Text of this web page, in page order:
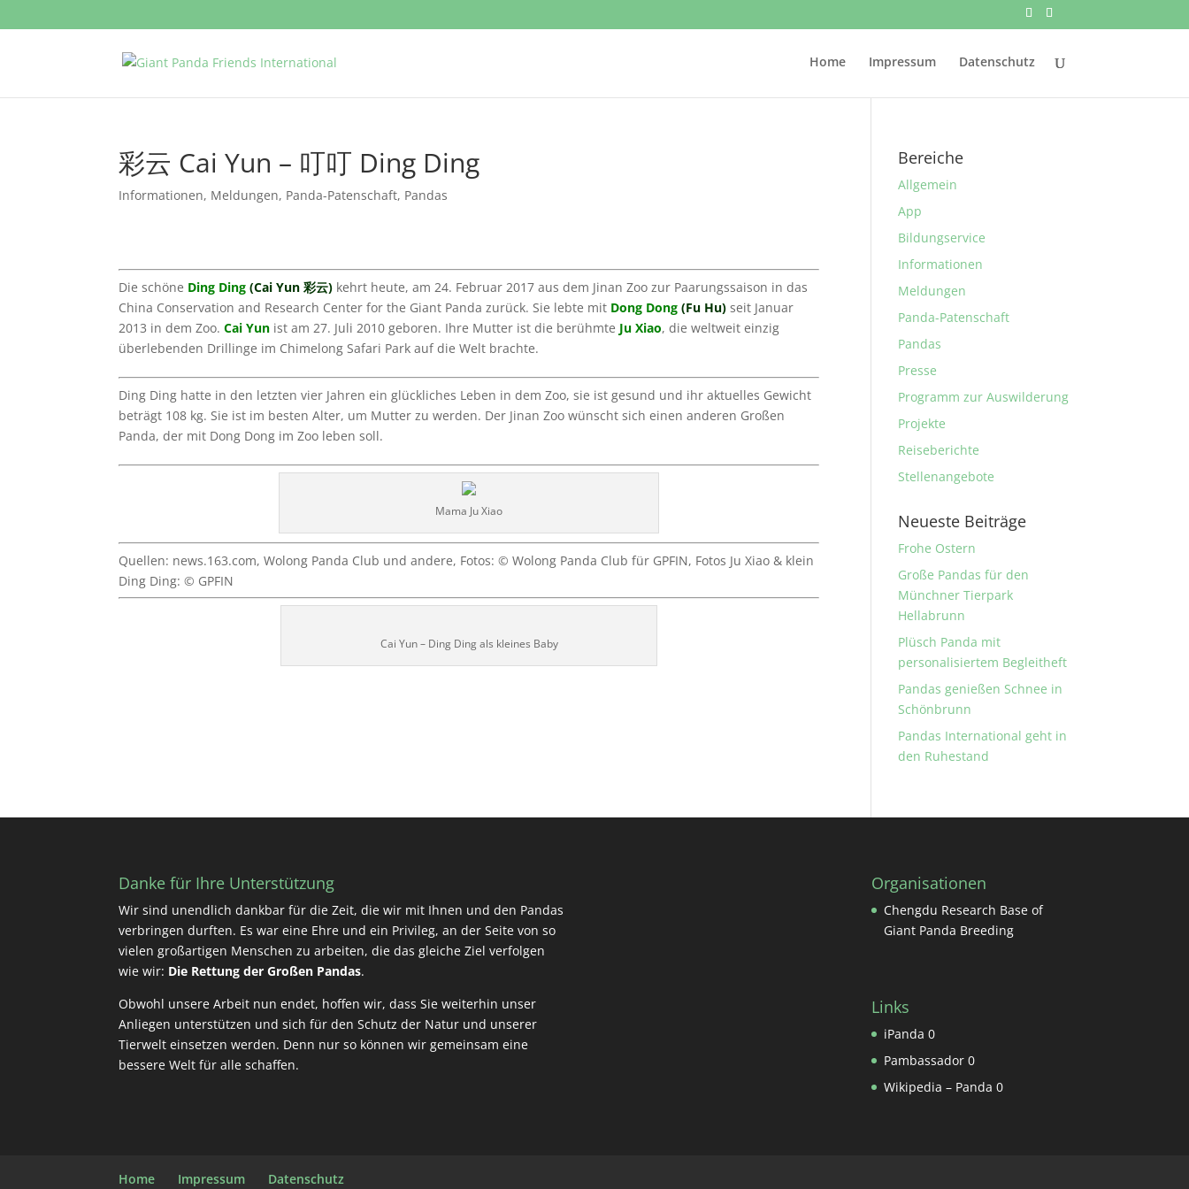
Home Impressum Datenschutz
彩云 Cai Yun – 叮叮 Ding Ding
Informationen, Meldungen, Panda-Patenschaft, Pandas
Die schöne Ding Ding (Cai Yun彩云) kehrt heute, am 24. Februar 2017 aus dem Jinan Zoo zur Paarungssaison in das
China Conservation and Research Center for the Giant Panda zurück. Sie lebte mit Dong Dong (Fu Hu) seit Januar
2013 in dem Zoo.Cai Yun ist am 27. Juli 2010 geboren. Ihre Mutter ist die berühmte Ju Xiao, die weltweit einzig
überlebenden Drillinge im Chimelong Safari Park auf die Welt brachte.
Ding Ding hatte in den letzten vier Jahren ein glückliches Leben in dem Zoo, sie ist gesund und ihr aktuelles Gewicht
beträgt 108 kg. Sie ist im besten Alter, um Mutter zu werden. Der Jinan Zoo wünscht sich einen anderen Großen
Panda, der mit Dong Dong im Zoo leben soll.
Mama Ju Xiao
Quellen: news.163.com, Wolong Panda Club und andere, Fotos: © Wolong Panda Club für GPFIN, Fotos Ju Xiao & klein
Ding Ding: © GPFIN
Cai Yun – Ding Ding als kleines Baby
Bereiche
Allgemein
App
Bildungservice
Informationen
Meldungen
Panda-Patenschaft
Pandas
Presse
Programm zur Auswilderung
Projekte
Reiseberichte
Stellenangebote
Neueste Beiträge
Frohe Ostern
Große Pandas für den
Münchner Tierpark
Hellabrunn
Plüsch Panda mit
personalisiertem Begleitheft
Pandas genießen Schnee in
Schönbrunn
Pandas International geht in
den Ruhestand
Danke für Ihre Unterstützung
Wir sind unendlich dankbar für die Zeit, die wir mit Ihnen und den Pandas
verbringen durften. Es war eine Ehre und ein Privileg, an der Seite von so
vielen großartigen Menschen zu arbeiten, die das gleiche Ziel verfolgen
wie wir: Die Rettung der Großen Pandas.
Obwohl unsere Arbeit nun endet, hoffen wir, dass Sie weiterhin unser
Anliegen unterstützen und sich für den Schutz der Natur und unserer
Tierwelt einsetzen werden. Denn nur so können wir gemeinsam eine
bessere Welt für alle schaffen.
Organisationen
Chengdu Research Base of
Giant Panda Breeding
Links
iPanda 0
Pambassador 0
Wikipedia – Panda 0
Home Impressum Datenschutz